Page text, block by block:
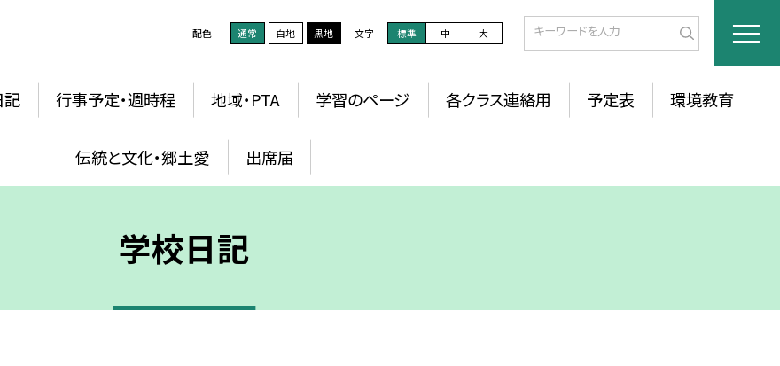
配色 通常 白地 黒地 文字 標準 中 大
記 行事予定・週時程 地域・PTA 学習のページ 各クラス連絡用 予定表 環境教育
伝統と文化・郷土愛 出席届
学校日記